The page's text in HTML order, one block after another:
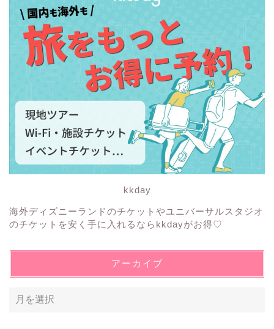
kkday
海外ディズニーランドのチケットやユニバーサルスタジオ
のチケットを安く手に入れるならkkdayがお得♡
アーカイブ